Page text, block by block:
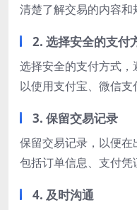
清楚了解交易的内容和
2. 选择安全的支付
选择安全的支付方式
以使用支付宝、微信支
3. 保留交易记录
保留交易记录，以便
包括订单信息、支付凭
4. 及时沟通